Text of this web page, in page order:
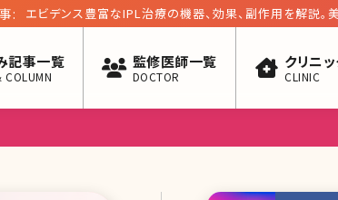
:
エビデンス豊富なIPL治療の機器、効果、副作用を解説。
記事一覧
COLUMN
監修医師一覧
DOCTOR
クリニ
CLINIC